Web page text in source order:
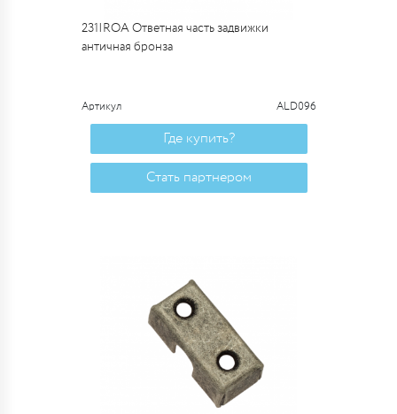
231IROA Ответная часть задвижки
античная бронза
Артикул ALD096
Где купить?
Стать партнером